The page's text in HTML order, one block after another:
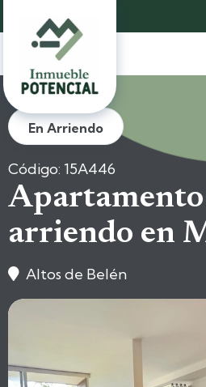
En Arriendo
Código: 15A446
Apartamento
arriendo en
 Altos de Belén